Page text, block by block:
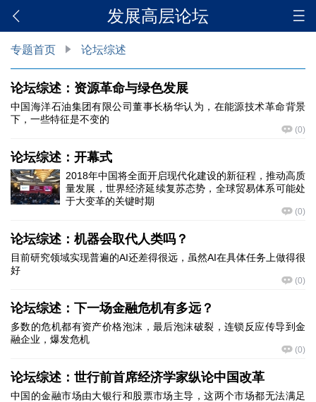
发展高层论坛
专题首页 论坛综述
论坛综述：资源革命与绿色发展
中国海洋石油集团有限公司董事长杨华认为，在能源技术革命背景
下，一些特征是不变的
(0)
论坛综述：开幕式
2018年中国将全面开启现代化建设的新征程，推动高质
量发展，世界经济延续复苏态势，全球贸易体系可能处
于大变革的关键时期
(0)
论坛综述：机器会取代人类吗？
目前研究领域实现普遍的AI还差得很远，虽然AI在具体任务上做得很
好
(0)
论坛综述：下一场金融危机有多远？
多数的危机都有资产价格泡沫，最后泡沫破裂，连锁反应传导到金
融企业，爆发危机
(0)
论坛综述：世行前首席经济学家纵论中国改革
中国的金融市场由大银行和股票市场主导，这两个市场都无法满足